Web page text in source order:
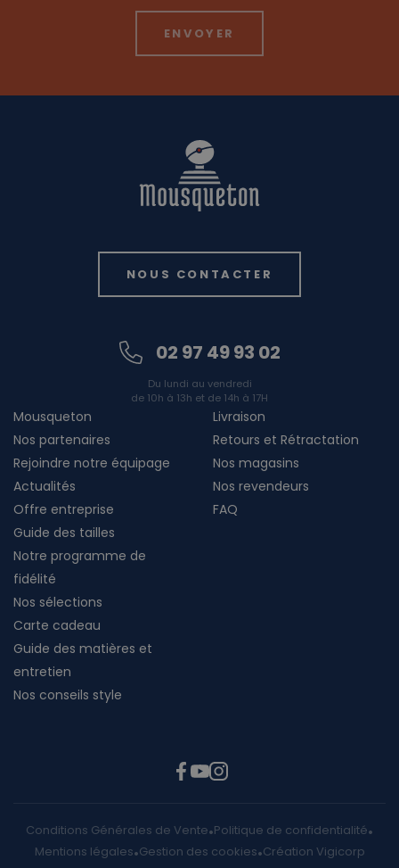
NOUS CONTACTER
02 97 49 93 02
Du lundi au vendredi
de 10h à 13h et de 14h à 17H
Mousqueton
Nos partenaires
Rejoindre notre équipage
Actualités
Offre entreprise
Livraison
Retours et Rétractation
Nos magasins
Nos revendeurs
FAQ
Guide des tailles
Notre programme de
fidélité
Nos sélections
Carte cadeau
Guide des matières et
entretien
Nos conseils style
Conditions Générales de Vente Politique de confidentialité
Mentions légales Gestion des cookies Création Vigicorp